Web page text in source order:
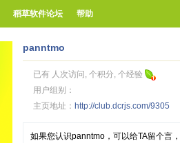
稻草软件论坛 帮助
panntmo
已有 人次访问, 个积分, 个经验
用户组别：
主页地址： http://club.dcrjs.com/9305
如果您认识panntmo，可以给TA留个言